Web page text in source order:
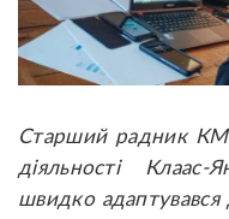
Старший радник
діяльності
швидко